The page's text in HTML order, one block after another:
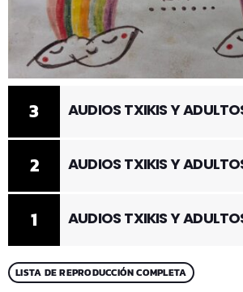
1 AUDIOS TXIKIS Y
2 AUDIOS TXIKIS Y
3 AUDIOS TXIKIS Y
LISTA DE REPRODUCCIÓN COMPLETA